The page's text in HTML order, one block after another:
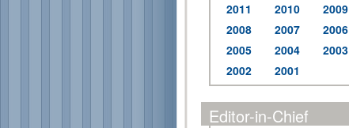
2011
2010
2009
2008
2007
2006
2005
2004
2003
2002
2001
Editor-in-Chief